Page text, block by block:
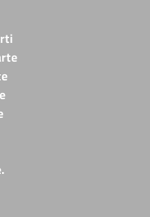
T94M75